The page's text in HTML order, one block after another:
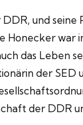
und
Honecker war
das Leben
der SED
der DDR